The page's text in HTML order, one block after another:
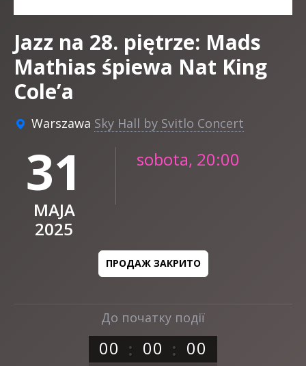
До початку події
00 00 00
Jazz na 28. piętrze: Mads
Mathias śpiewa Nat King
Cole’a
Warszawa Sky Hall by Svitlo Concert
31
MAJA
2025
sobota, 20:00
ПРОДАЖ ЗАКРИТО